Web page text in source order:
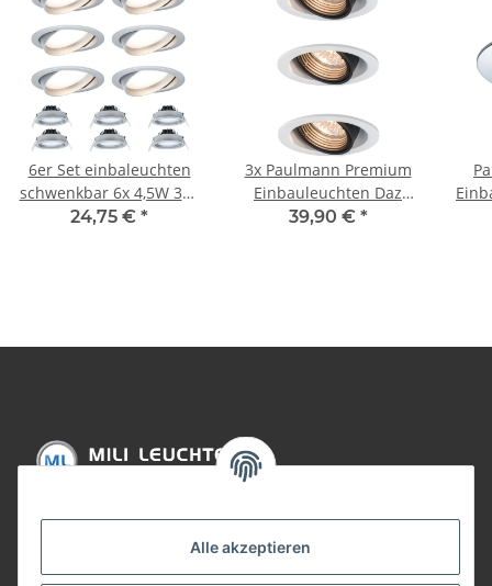
Alle akzeptieren
6er Set einbaleuchten
schwenkbar 6x 4,5W 380
Lumen 2700K warm
24,75 € *
3x Paulmann Premium
Einbauleuchten Daz
rund schwenkbar 4,5W
39,90 € *